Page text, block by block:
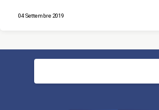
04 Settembre 2019
Ricerca